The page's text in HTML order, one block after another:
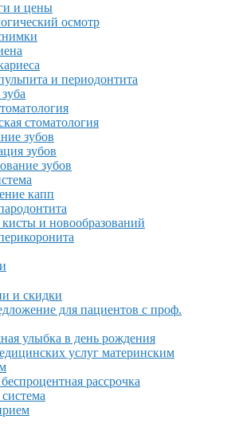
и цены
осмотр
и периодонтита
стоматология
зубов
зубов
зубов
капп
и новообразований
и скидки
для пациентов с проф.
улыбка в день рождения
услуг материнским
рассрочка